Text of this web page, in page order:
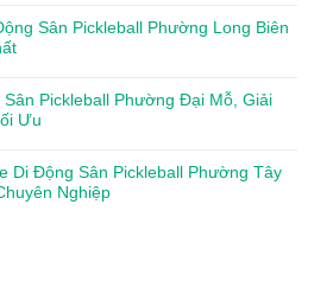
Sân Pickleball Phường Long Biên
Pickleball Phường Đại Mỗ, Giải
Ưu
Di Động Sân Pickleball Phường Tây
Nghiệp